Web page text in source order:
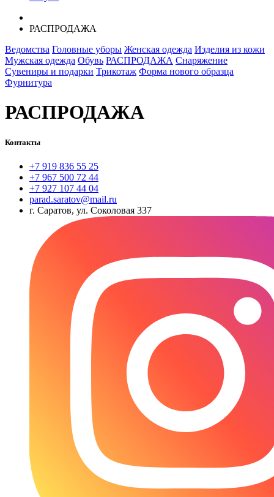
РАСПРОДАЖА
Ведомства Головные уборы Женская одежда Изделия из кожи
Мужская одежда Обувь РАСПРОДАЖА Снаряжение
Сувениры и подарки Трикотаж Форма нового образца
Фурнитура
РАСПРОДАЖА
Контакты
+7 919 836 55 25
+7 967 500 72 44
+7 927 107 44 04
parad.saratov@mail.ru
г. Саратов, ул. Соколовая 337